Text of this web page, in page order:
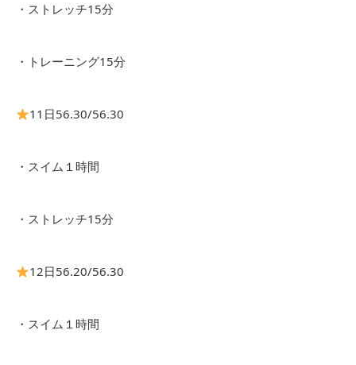
・ストレッチ15分
・トレーニング15分
11日56.30/56.30
・スイム１時間
・ストレッチ15分
12日56.20/56.30
・スイム１時間